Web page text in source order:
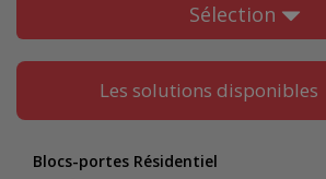
Sélection
Les solutions disponibles
Blocs-portes Résidentiel